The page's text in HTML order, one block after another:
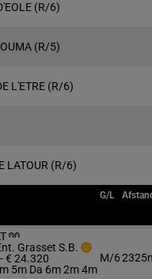
(R/6)
(R/5)
L'ETRE (R/6)
LATOUR (R/6)
G/L
Grasset S.B.
- € 24.320
5m Da 6m 2m 4m
M/6